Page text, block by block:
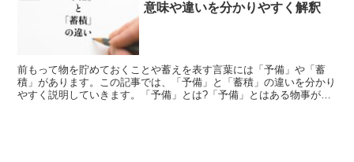
意味や違いを分かりやすく解釈
前もって物を貯めておくことや蓄えを表す言葉には「予備」や「蓄
積」があります。この記事では、「予備」と「蓄積」の違いを分かり
やすく説明していきます。「予備」とは?「予備」とはある物事が発